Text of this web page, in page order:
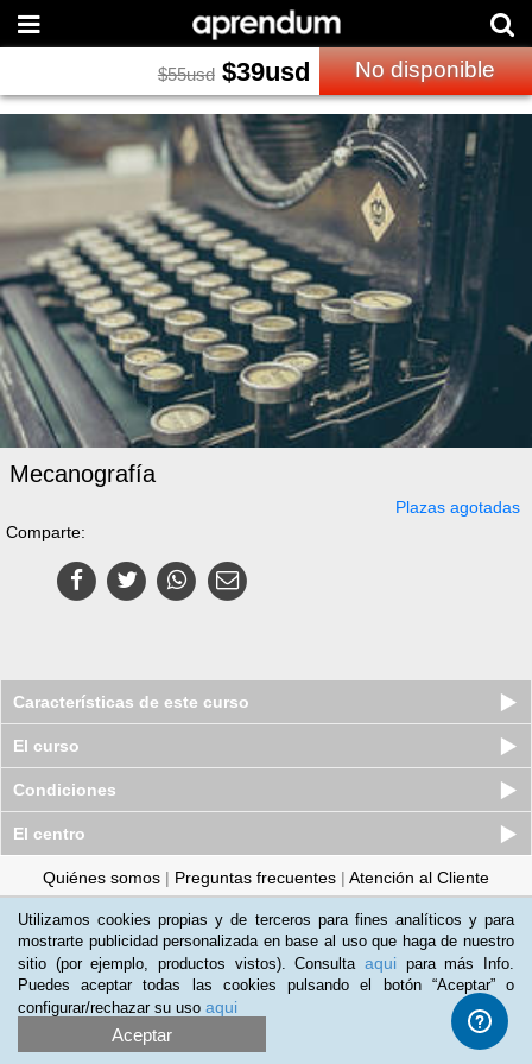
$55usd $39usd No disponible
Mecanografía
Plazas agotadas
Comparte:
Características de este curso
El curso
Condiciones
El centro
Utilizamos cookies propias y de terceros para fines analíticos y para
mostrarte publicidad personalizada en base al uso que haga de nuestro
sitio (por ejemplo, productos vistos). Consulta aqui para más Info.
Puedes aceptar todas las cookies pulsando el botón “Aceptar” o
configurar/rechazar su uso aqui
Aceptar
Quiénes somos | Preguntas frecuentes | Atención al Cliente
Promociona tu negocio|Programa de Afiliación
2012-2026 Aprendum
LLámanos:
Condiciones de uso|